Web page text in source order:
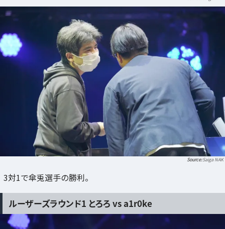
Saiga NAK
3対1で傘兎選手の勝利。
ルーザーズラウンド1 とろろ vs a1r0ke